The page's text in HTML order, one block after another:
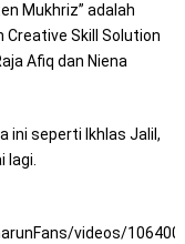
Mukhriz” adalah
Creative Skill Solution
Afiq dan Niena
ini seperti Ikhlas Jalil,
lagi.
videos/